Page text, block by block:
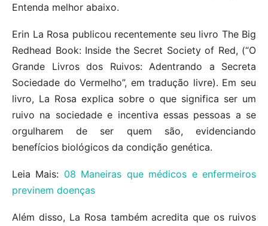
Entenda melhor abaixo.
Erin La Rosa publicou recentemente seu livro The Big
Redhead Book: Inside the Secret Society of Red, (“O
Grande Livros dos Ruivos: Adentrando a Secreta
Sociedade do Vermelho”, em tradução livre). Em seu
livro, La Rosa explica sobre o que significa ser um
ruivo na sociedade e incentiva essas pessoas a se
orgulharem de ser quem são, evidenciando
benefícios biológicos da condição genética.
Leia Mais: 08 Maneiras que médicos e enfermeiros
previnem doenças
Além disso, La Rosa também acredita que os ruivos